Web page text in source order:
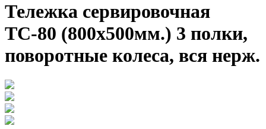
Тележка сервировочная
ТС-80 (800х500мм.) 3 полки,
поворотные колеса, вся нерж.